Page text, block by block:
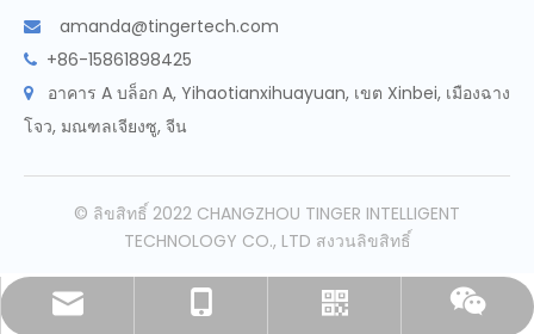
 amanda@tingertech.com
 +86-15861898425

อาคาร A บล็อก A, Yihaotianxihuayuan, เขต Xinbei, เมืองฉาง
โจว, มณฑลเจียงซู, จีน
amanda@tingertech.com
+86-15861898425
© ลิขสิทธิ์ 2022 CHANGZHOU TINGER INTELLIGENT
TECHNOLOGY CO., LTD สงวนลิขสิทธิ์